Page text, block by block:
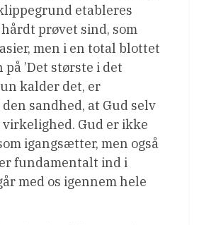
etableres
prøvet sind, som
men i en total blottet
’Det største i det
kalder det, er
sandhed, at Gud selv
Gud er ikke
igangsætter, men også
fundamentalt ind i
med os igennem hele